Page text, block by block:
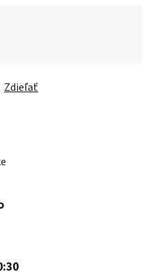
Zdieľať